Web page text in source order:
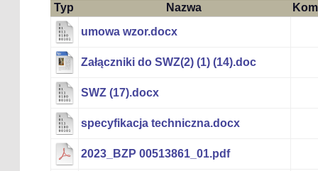
Typ Nazwa
umowa wzor.docx
Załączniki do SWZ(2) (1) (14).doc
SWZ (17).docx
specyfikacja techniczna.docx
2023_BZP 00513861_01.pdf